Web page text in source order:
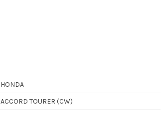
HONDA
ACCORD TOURER (CW)